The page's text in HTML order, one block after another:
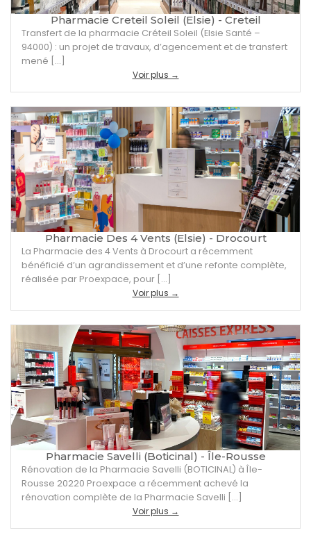
Pharmacie Creteil Soleil (Elsie) - Creteil
Transfert de la pharmacie Créteil Soleil (Elsie Santé –
94000) : un projet de travaux, d’agencement et de transfert
mené […]
Voir plus →
Pharmacie Des 4 Vents (Elsie) - Drocourt
La Pharmacie des 4 Vents à Drocourt a récemment
bénéficié d’un agrandissement et d’une refonte complète,
réalisée par Proexpace, pour […]
Voir plus →
Pharmacie Savelli (Boticinal) - Île-Rousse
Rénovation de la Pharmacie Savelli (BOTICINAL) à Île-
Rousse 20220 Proexpace a récemment achevé la
rénovation complète de la Pharmacie Savelli […]
Voir plus →